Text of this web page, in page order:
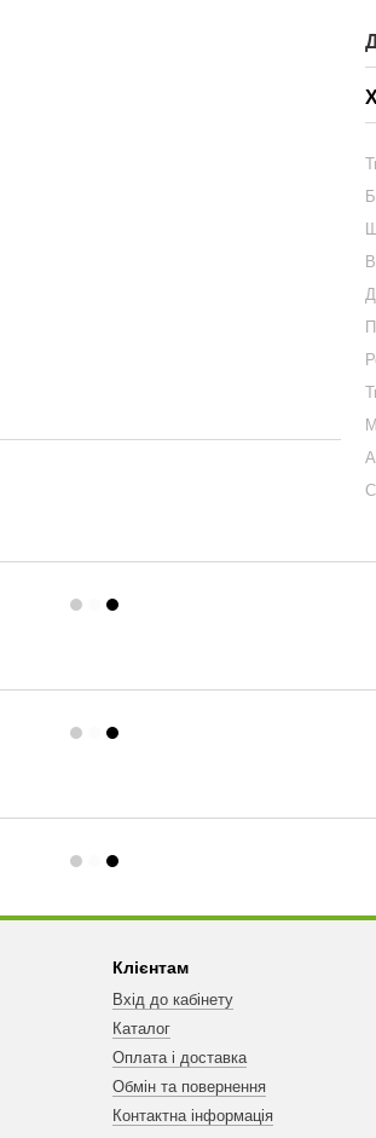
Клієнтам
Вхід до кабінету
Каталог
Оплата і доставка
Обмін та повернення
Контактна інформація